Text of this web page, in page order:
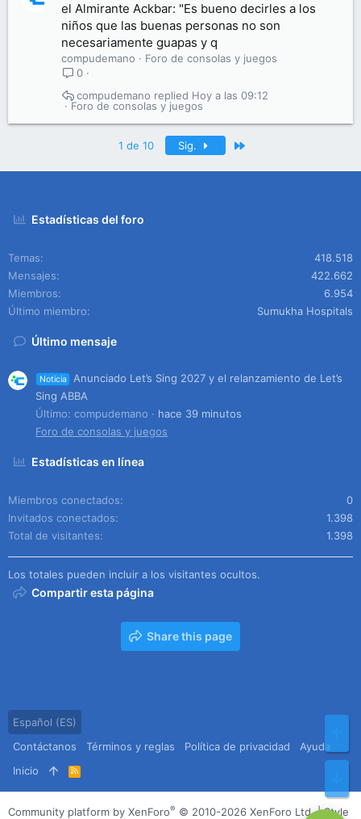
el Almirante Ackbar: "Es bueno decirles a los
niños que las buenas personas no son
necesariamente guapas y q
compudemano
Foro de consolas y juegos
0
Foro de consolas y juegos
Hoy a las 09:12
compudemano
1 de 10 Sig.
Estadísticas del foro
Temas
418.518
Mensajes
422.662
Miembros
6.954
Último miembro
Sumukha Hospitals
Último mensaje
Noticia
Anunciado Let’s Sing 2027 y el relanzamiento de Let’s
Sing ABBA
Último: compudemano
hace 39 minutos
Foro de consolas y juegos
Estadísticas en línea
Miembros conectados
0
Invitados conectados
1.398
Total de visitantes
1.398
Los totales pueden incluir a los visitantes ocultos.
Compartir esta página
Share this page
Español (ES)
Contáctanos
Términos y reglas Política de privacidad
Ayuda
Inicio
R
S
S
Community platform by XenForo® © 2010-2026 XenForo Ltd. |Style